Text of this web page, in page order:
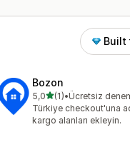
Built
Bozon
5,0av 5 stjerner
(1)
Totalt 1 omtaler
•Ücretsiz
Türkiye checkout'una
kargo alanları ekleyin.